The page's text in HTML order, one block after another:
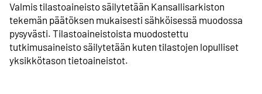
Valmis tilastoaineisto säilytetään Kansallisarkiston
tekemän päätöksen mukaisesti sähköisessä muodossa
pysyvästi. Tilastoaineistoista muodostettu
tutkimusaineisto säilytetään kuten tilastojen lopulliset
yksikkötason tietoaineistot.